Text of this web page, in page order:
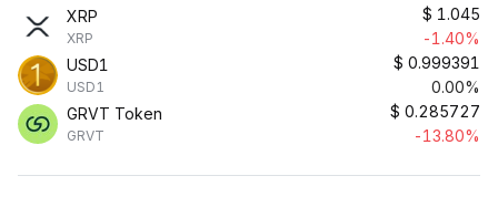
XRP
XRP
$ 1.045
-1.40%
USD1
USD1
$ 0.999391
0.00%
GRVT Token
GRVT
$ 0.285727
-13.80%